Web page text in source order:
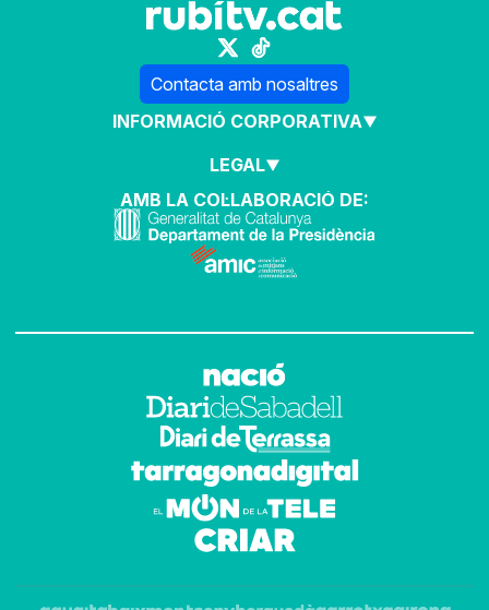
Contacta amb nosaltres
INFORMACIÓ CORPORATIVA
LEGAL
AMB LA COL·LABORACIÓ DE: